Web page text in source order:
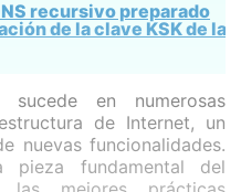
recursivo preparado
de la clave KSK de la
en numerosas
de Internet, un
nuevas funcionalidades.
pieza fundamental del